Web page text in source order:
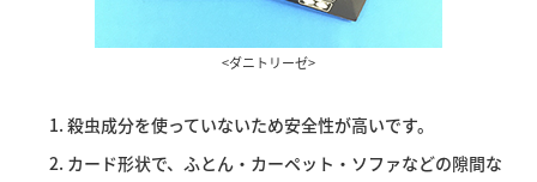
<ダニトリーゼ>
殺虫成分を使っていないため安全性が高いです。
カード形状で、ふとん・カーペット・ソファなどの隙間な